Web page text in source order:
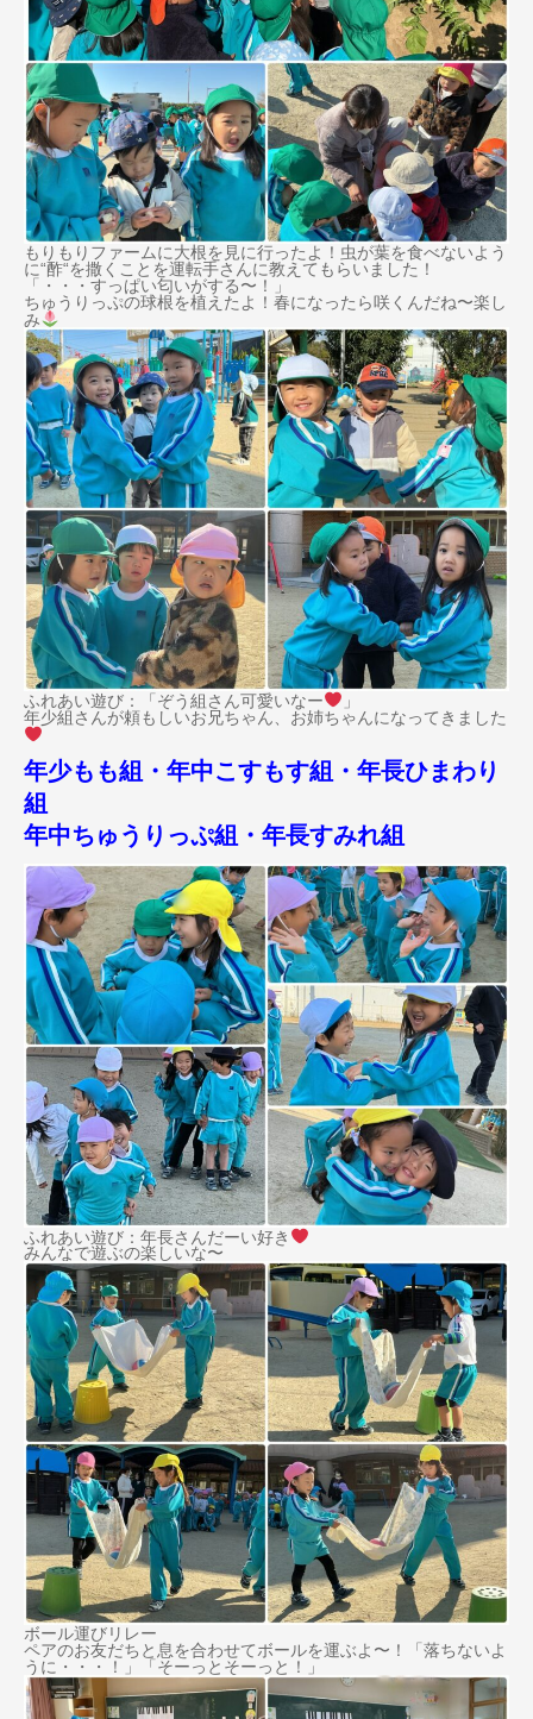
もりもりファームに大根を見に行ったよ！虫が葉を食べないよう
に“酢“を撒くことを運転手さんに教えてもらいました！
「・・・すっぱい匂いがする〜！」
ちゅうりっぷの球根を植えたよ！春になったら咲くんだね〜楽し
み
ふれあい遊び：「ぞう組さん可愛いなー
」
年少組さんが頼もしいお兄ちゃん、お姉ちゃんになってきました
年少もも組・年中こすもす組・年長ひまわり
組
年中ちゅうりっぷ組・年長すみれ組
ふれあい遊び：年長さんだーい好き
みんなで遊ぶの楽しいな〜
ボール運びリレー
ペアのお友だちと息を合わせてボールを運ぶよ〜！「落ちないよ
うに・・・！」「そーっとそーっと！」